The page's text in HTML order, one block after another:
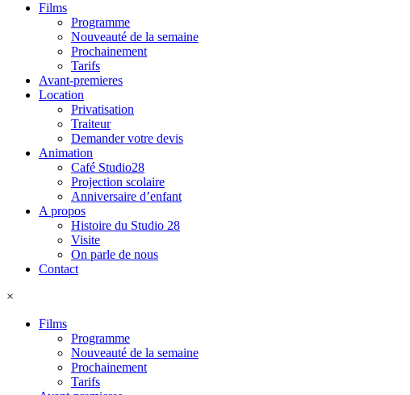
Films
Programme
Nouveauté de la semaine
Prochainement
Tarifs
Avant-premieres
Location
Privatisation
Traiteur
Demander votre devis
Animation
Café Studio28
Projection scolaire
Anniversaire d’enfant
A propos
Histoire du Studio 28
Visite
On parle de nous
Contact
×
Films
Programme
Nouveauté de la semaine
Prochainement
Tarifs